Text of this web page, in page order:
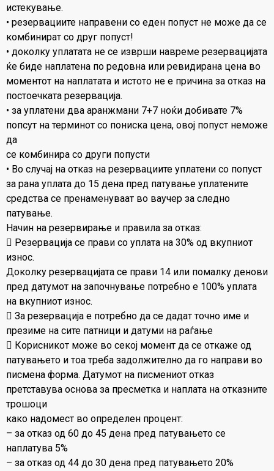
истекување.
• резервациите направени со еден попуст не може да се
комбинират со друг попуст!
• доколку уплатата не се изврши навреме резервацијата
ќе биде наплатена по редовна или ревидирана цена во
моментот на наплатата и истото не е причина за отказ на
постоечката резервација.
• за уплатени два аранжмани 7+7 ноќи добивате 7%
попсут на терминот со пониска цена, овој попуст неможе
да
се комбинира со други попусти
• Во случај на отказ на резервациите уплатени со попуст
за рана уплата до 15 дена пред патување уплатените
средства се пренаменуваат во ваучер за следно
патување.
Начин на резервирање и правила за отказ:
 Резервација се прави со уплата на 30% од вкупниот
износ.
Доколку резервацијата се прави 14 или помалку денови
пред датумот на започнување потребно е 100% уплата
на вкупниот износ.
 За резервација е потребно да се дадат точно име и
презиме на сите патници и датуми на раѓање
 Корисникот може во секој момент да се откаже од
патувањето и тоа треба задолжително да го направи во
писмена форма. Датумот на писмениот отказ
претставува основа за пресметка и наплата на отказните
трошоци
како надомест во определен процент:
– за отказ од 60 до 45 дена пред патувањето се
наплатува 5%
– за отказ од 44 до 30 дена пред патувањето 20%